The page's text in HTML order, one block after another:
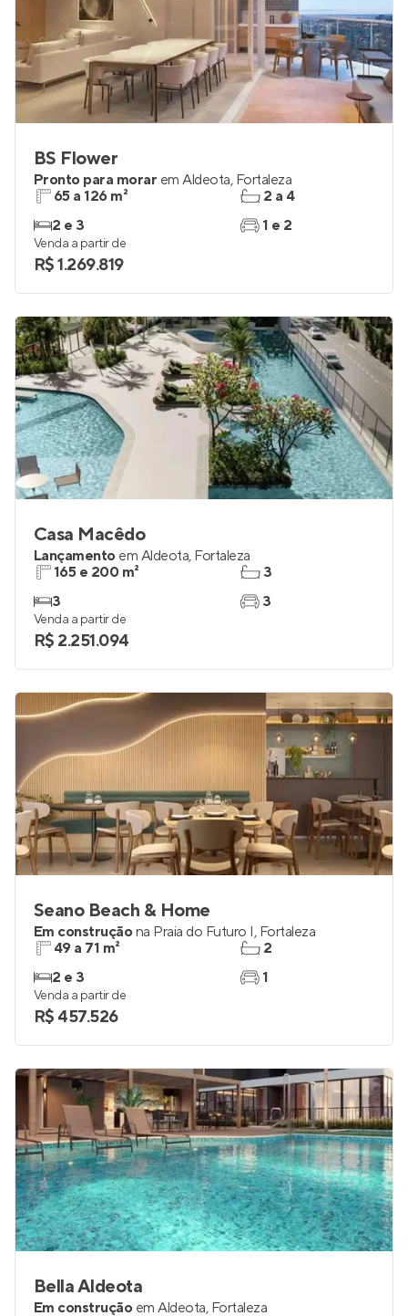
BS Flower
Pronto para morar em Aldeota, Fortaleza
65 a 126 m²
2 e 3
2 a 4
1 e 2
Venda a partir de
R$ 1.269.819
Casa Macêdo
Lançamento em Aldeota, Fortaleza
165 e 200 m²
3
3
3
Venda a partir de
R$ 2.251.094
Seano Beach & Home
Em construçãona Praia do Futuro I, Fortaleza
49 a 71 m²
2 e 3
2
1
Venda a partir de
R$ 457.526
Bella Aldeota
Em construção em Aldeota, Fortaleza